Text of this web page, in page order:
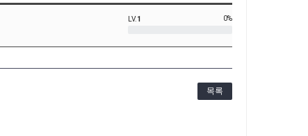
LV.1 0%
목록